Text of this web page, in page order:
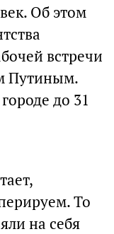
Об этом
встречи
Путиным.
до 31
То
на себя